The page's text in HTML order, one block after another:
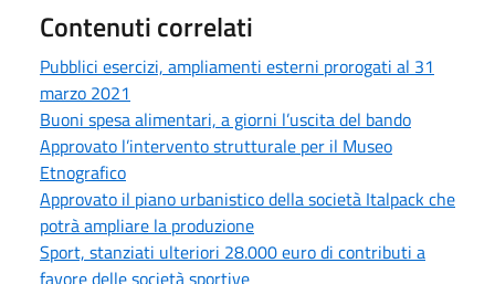
Contenuti correlati
Pubblici esercizi, ampliamenti esterni prorogati al 31
marzo 2021
Buoni spesa alimentari, a giorni l’uscita del bando
Approvato l’intervento strutturale per il Museo
Etnografico
Approvato il piano urbanistico della società Italpack che
potrà ampliare la produzione
Sport, stanziati ulteriori 28.000 euro di contributi a
favore delle società sportive